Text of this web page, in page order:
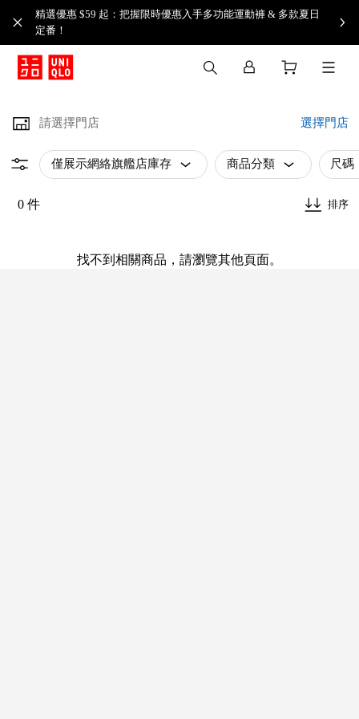
精選優惠 $59 起：把握限時優惠入手多功能運動褲 & 多款夏日
定番！​
請選擇門店 選擇門店
僅展示網絡旗艦店庫存 商品分類 尺碼
0 件 排序
找不到相關商品，請瀏覽其他頁面。